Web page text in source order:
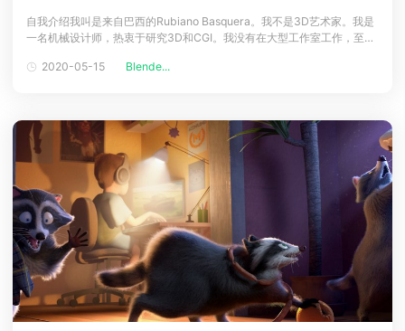
自我介绍我叫是来自巴西的Rubiano Basquera。我不是3D艺术家。我是
一名机械设计师，热衷于研究3D和CGI。我没有在大型工作室工作，至今
深深地触动着我，从孩童时开始，无形之中熏陶着自己的绘画艺术细胞。
2020-05-15 Blende...